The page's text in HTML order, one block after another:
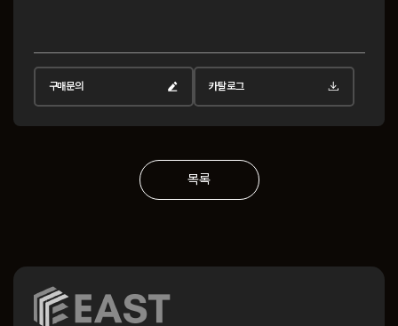
구매문의 카탈로그
목록